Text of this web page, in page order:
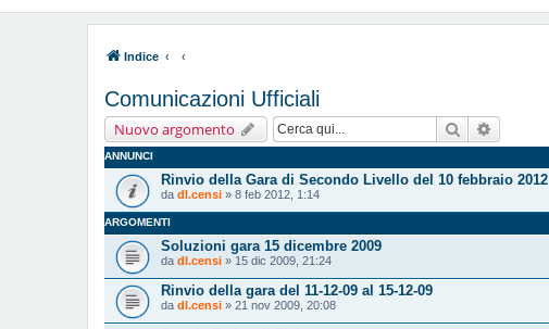
Indice
Comunicazioni Ufficiali
Nuovo argomento Cerca
ANNUNCI
Rinvio della Gara di Secondo Livello del 10 febbraio 2012
da dl.censi » 8 feb 2012, 1:14
ARGOMENTI
Soluzioni gara 15 dicembre 2009
da dl.censi » 15 dic 2009, 21:24
Rinvio della gara del 11-12-09 al 15-12-09
da dl.censi » 21 nov 2009, 20:08